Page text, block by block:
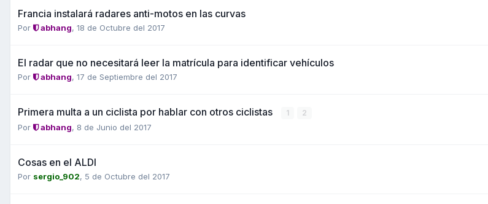
Francia instalará radares anti-motos en las curvas
Por abhang, 18 de Octubre del 2017
El radar que no necesitará leer la matrícula para identificar vehículos
Por abhang, 17 de Septiembre del 2017
Primera multa a un ciclista por hablar con otros ciclistas 1 2
Por abhang, 8 de Junio del 2017
Cosas en el ALDI
Por sergio_902, 5 de Octubre del 2017